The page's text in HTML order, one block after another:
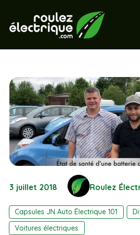
3 juillet 2018 Roulez
Capsules JN Auto Électrique 101
Voitures électriques